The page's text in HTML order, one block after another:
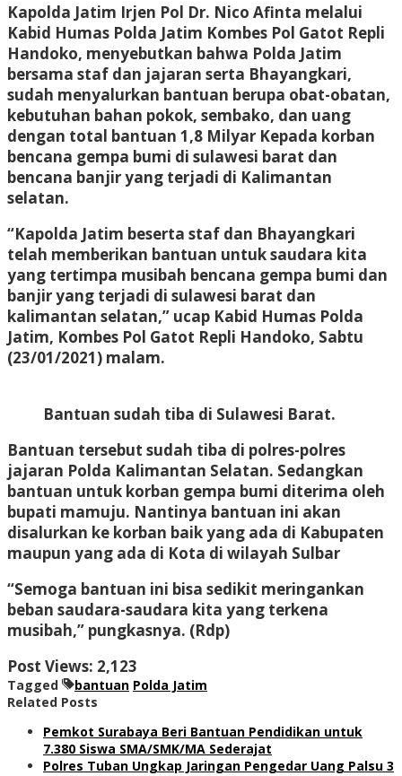
Kapolda Jatim Irjen Pol Dr. Nico Afinta melalui
Kabid Humas Polda Jatim Kombes Pol Gatot Repli
Handoko, menyebutkan bahwa Polda Jatim
bersama staf dan jajaran serta Bhayangkari,
sudah menyalurkan bantuan berupa obat-obatan,
kebutuhan bahan pokok, sembako, dan uang
dengan total bantuan 1,8 Milyar Kepada korban
bencana gempa bumi di sulawesi barat dan
bencana banjir yang terjadi di Kalimantan
selatan.
“Kapolda Jatim beserta staf dan Bhayangkari
telah memberikan bantuan untuk saudara kita
yang tertimpa musibah bencana gempa bumi dan
banjir yang terjadi di sulawesi barat dan
kalimantan selatan,” ucap Kabid Humas Polda
Jatim, Kombes Pol Gatot Repli Handoko, Sabtu
(23/01/2021) malam.
Bantuan sudah tiba di Sulawesi Barat.
Bantuan tersebut sudah tiba di polres-polres
jajaran Polda Kalimantan Selatan. Sedangkan
bantuan untuk korban gempa bumi diterima oleh
bupati mamuju. Nantinya bantuan ini akan
disalurkan ke korban baik yang ada di Kabupaten
maupun yang ada di Kota di wilayah Sulbar
“Semoga bantuan ini bisa sedikit meringankan
beban saudara-saudara kita yang terkena
musibah,” pungkasnya. (Rdp)
Post Views: 2,123
Tagged bantuan Polda Jatim
Related Posts
Pemkot Surabaya Beri Bantuan Pendidikan untuk
7.380 Siswa SMA/SMK/MA Sederajat
Polres Tuban Ungkap Jaringan Pengedar Uang Palsu 3